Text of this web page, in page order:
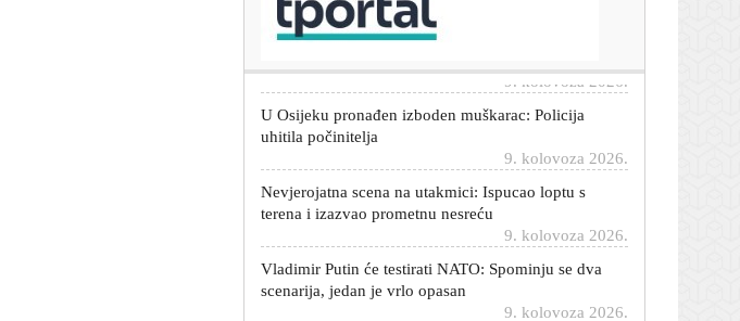
rasprodanom amfiteatru
U Osijeku pronađen izboden muškarac: Policija
9. kolovoza 2026.
Nevjerojatna scena na utakmici: Ispucao loptu s
9. kolovoza 2026.
Vladimir Putin će testirati NATO: Spominju se dva
9. kolovoza 2026.
Prodaja električnih automobila eksplodirala u